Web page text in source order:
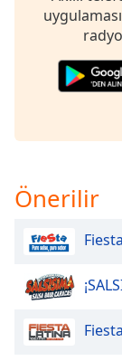
Opacity
Text
Background
Color
Önerilir